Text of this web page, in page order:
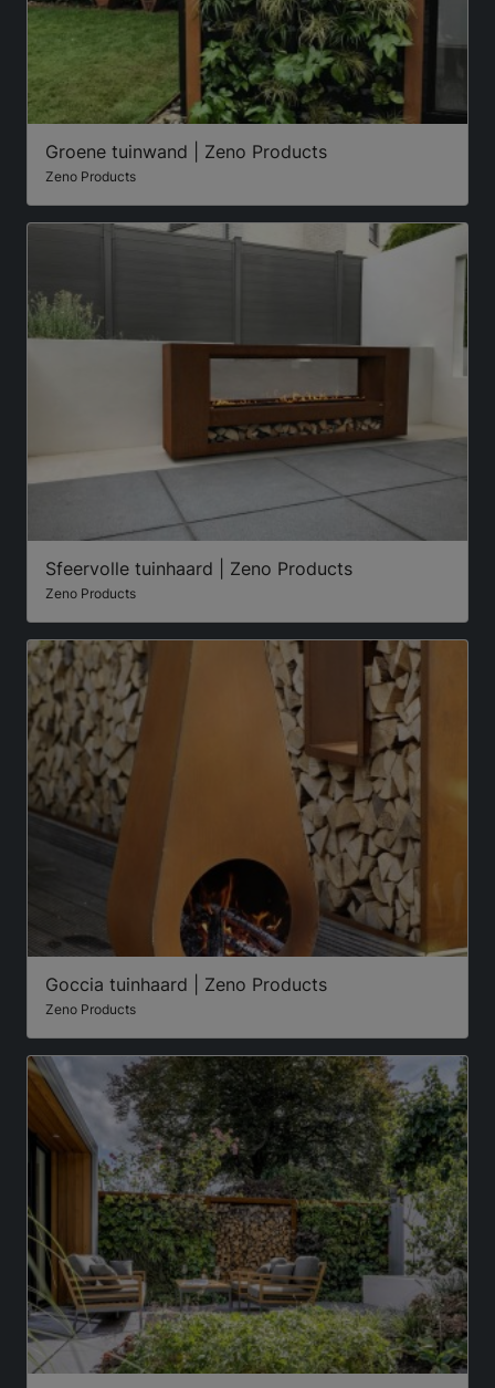
Groene tuinwand | Zeno Products
Zeno Products
Sfeervolle tuinhaard | Zeno Products
Zeno Products
Goccia tuinhaard | Zeno Products
Zeno Products